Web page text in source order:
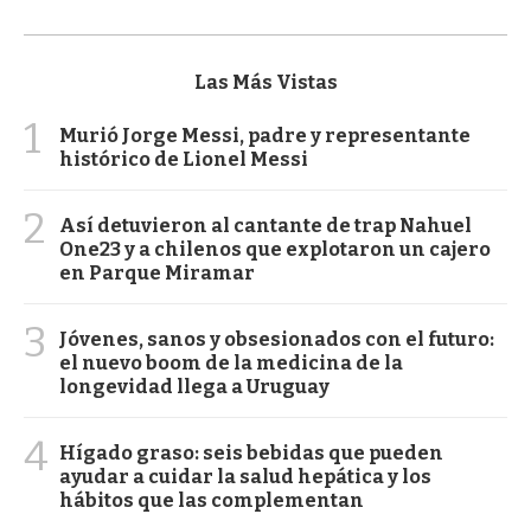
Las Más Vistas
1
Murió Jorge Messi, padre y representante
histórico de Lionel Messi
2
Así detuvieron al cantante de trap Nahuel
One23 y a chilenos que explotaron un cajero
en Parque Miramar
3
Jóvenes, sanos y obsesionados con el futuro:
el nuevo boom de la medicina de la
longevidad llega a Uruguay
4 Hígado graso: seis bebidas que pueden
ayudar a cuidar la salud hepática y los
hábitos que las complementan